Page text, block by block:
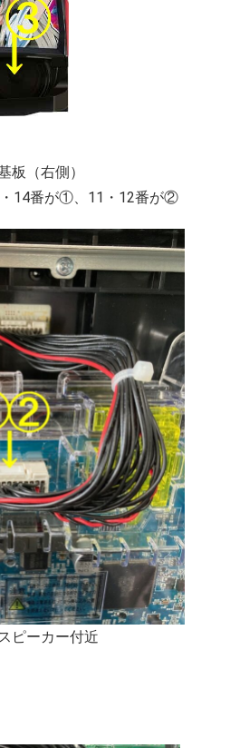
板（右側）
14番が①、11・12番が②
ピーカー付近